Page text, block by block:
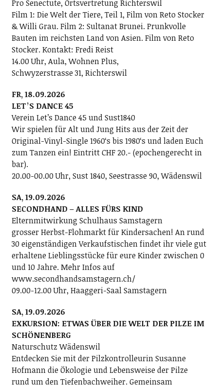
Pro Senectute, Ortsvertretung Richterswil
Film 1: Die Welt der Tiere, Teil 1, Film von Reto Stocker
& Willi Grau. Film 2: Sultanat Brunei. Prunkvolle
Bauten im reichsten Land von Asien. Film von Reto
Stocker. Kontakt: Fredi Reist
14.00 Uhr, Aula, Wohnen Plus,
Schwyzerstrasse 31, Richterswil
FR, 18.09.2026
LETʼS DANCE 45
Verein Letʼs Dance 45 und Sust1840
Wir spielen für Alt und Jung Hits aus der Zeit der
Original-Vinyl-Single 1960ʻs bis 1980ʻs und laden Euch
zum Tanzen ein! Eintritt CHF 20.- (epochengerecht in
bar).
20.00-00.00 Uhr, Sust 1840, Seestrasse 90, Wädenswil
SA, 19.09.2026
SECONDHAND – ALLES FÜRS KIND
Elternmitwirkung Schulhaus Samstagern
grosser Herbst-Flohmarkt für Kindersachen! An rund
30 eigenständigen Verkaufstischen findet ihr viele gut
erhaltene Lieblingsstücke für eure Kinder zwischen 0
und 10 Jahre. Mehr Infos auf
www.secondhandsamstagern.ch/
09.00-12.00 Uhr, Haaggeri-Saal Samstagern
SA, 19.09.2026
EXKURSION: ETWAS ÜBER DIE WELT DER PILZE IM
SCHÖNENBERG
Naturschutz Wädenswil
Entdecken Sie mit der Pilzkontrolleurin Susanne
Hofmann die Ökologie und Lebensweise der Pilze
rund um den Tiefenbachweiher. Gemeinsam